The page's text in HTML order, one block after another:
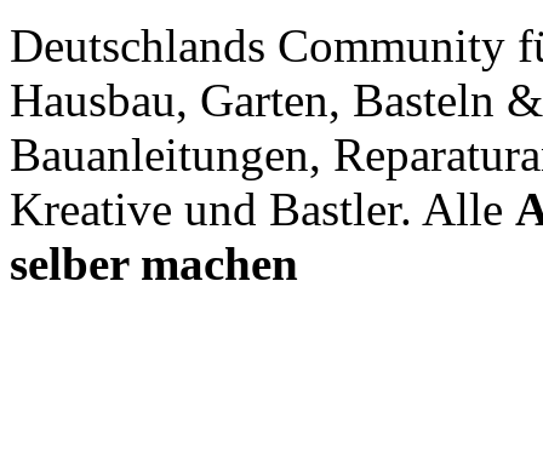
Deutschlands Community
Hausbau, Garten, Basteln
Bauanleitungen,
Kreative und Bastler. Alle
selber machen